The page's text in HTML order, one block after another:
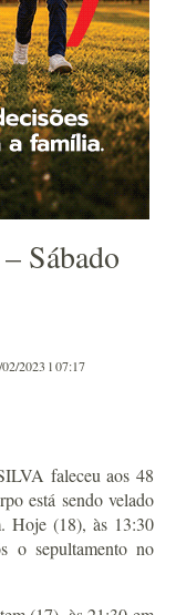
Sábado
02/2023 l 07:17
faleceu aos 48
está sendo velado
Hoje (18), às 13:30
o sepultamento no